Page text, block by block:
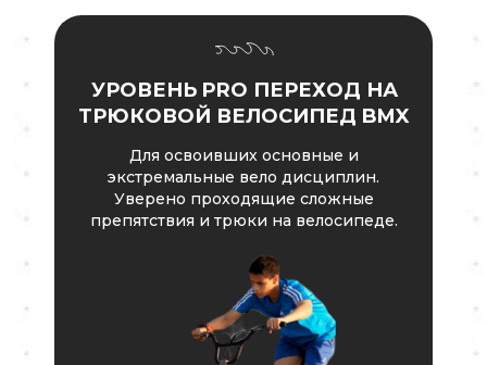
УРОВЕНЬ PRO ПЕРЕХОД НА
ТРЮКОВОЙ ВЕЛОСИПЕД BMX
Для освоивших основные и
экстремальные вело дисциплин.
Уверено проходящие сложные
препятствия и трюки на велосипеде.